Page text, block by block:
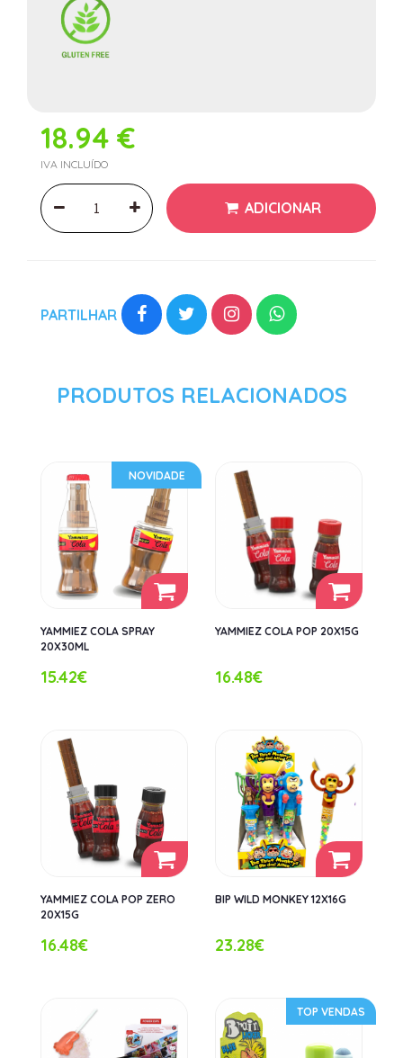
18.94 €
IVA INCLUÍDO
ADICIONAR
PARTILHAR
PRODUTOS RELACIONADOS
NOVIDADE
YAMMIEZ COLA SPRAY
20X30ML
15.42€
YAMMIEZ COLA POP 20X15G
16.48€
YAMMIEZ COLA POP ZERO
20X15G
16.48€
BIP WILD MONKEY 12X16G
23.28€
TOP VENDAS